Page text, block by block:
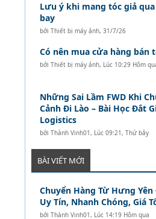
Lưu ý khi mang tóc giả
bay
bởi Thiết bị máy ảnh, 31/7/26
Có nên mua cửa hàng bán
bởi Thiết bị máy ảnh, Lúc 10:29 Hôm
Những Sai Lầm FWD Khi
Cảnh Đi Lào – Bài Học Đắt
Logistics
bởi Thành Vinh01, Lúc 09:21, Thứ bảy
BÀI VIẾT MỚI
Chuyển Hàng Từ Hưng Yên
Uy Tín, Nhanh Chóng, Giá
bởi Thành Vinh01, Lúc 14:19 Hôm qua